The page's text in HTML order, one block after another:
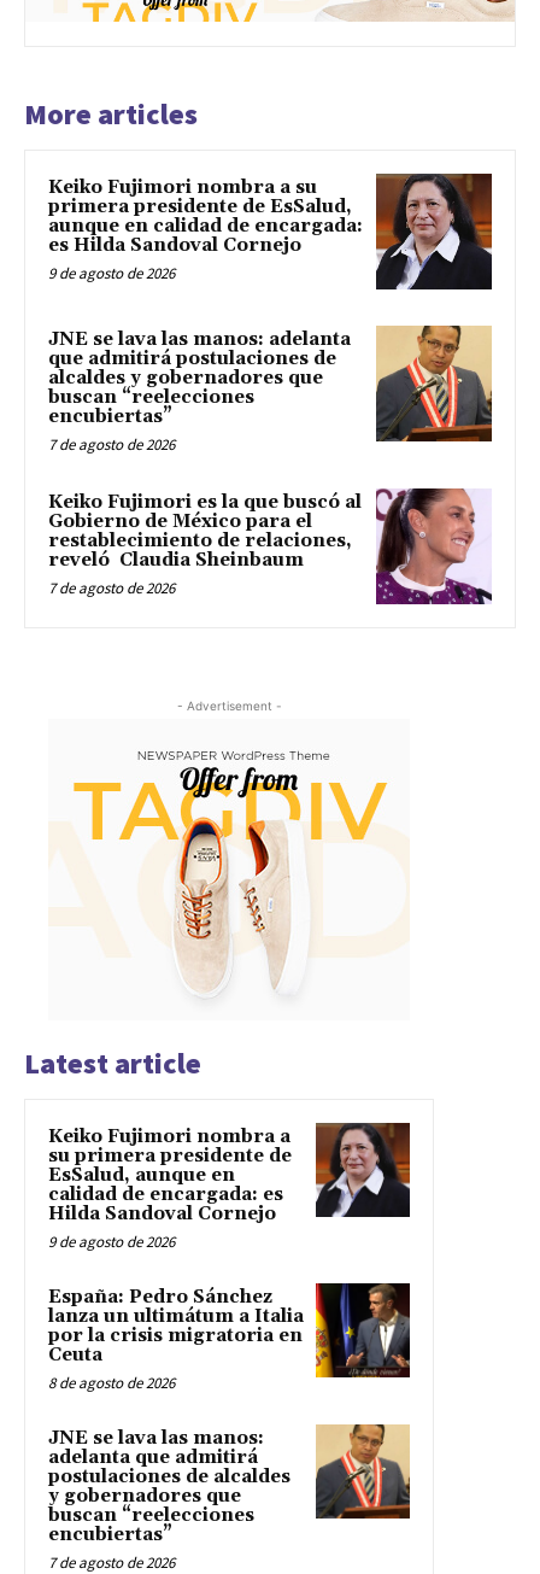
More articles
Keiko Fujimori nombra a su
primera presidente de EsSalud,
aunque en calidad de encargada:
es Hilda Sandoval Cornejo
9 de agosto de 2026
JNE se lava las manos: adelanta
que admitirá postulaciones de
alcaldes y gobernadores que
buscan “reelecciones
encubiertas”
7 de agosto de 2026
Keiko Fujimori es la que buscó al
Gobierno de México para el
restablecimiento de relaciones,
reveló Claudia Sheinbaum
7 de agosto de 2026
- Advertisement -
Latest article
Keiko Fujimori nombra a
su primera presidente de
EsSalud, aunque en
calidad de encargada: es
Hilda Sandoval Cornejo
9 de agosto de 2026
España: Pedro Sánchez
lanza un ultimátum a Italia
por la crisis migratoria en
Ceuta
8 de agosto de 2026
JNE se lava las manos:
adelanta que admitirá
postulaciones de alcaldes
y gobernadores que
buscan “reelecciones
encubiertas”
7 de agosto de 2026